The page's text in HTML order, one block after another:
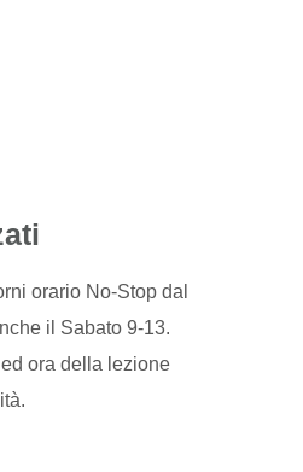
orario No-Stop dal
il Sabato 9-13.
ora della lezione